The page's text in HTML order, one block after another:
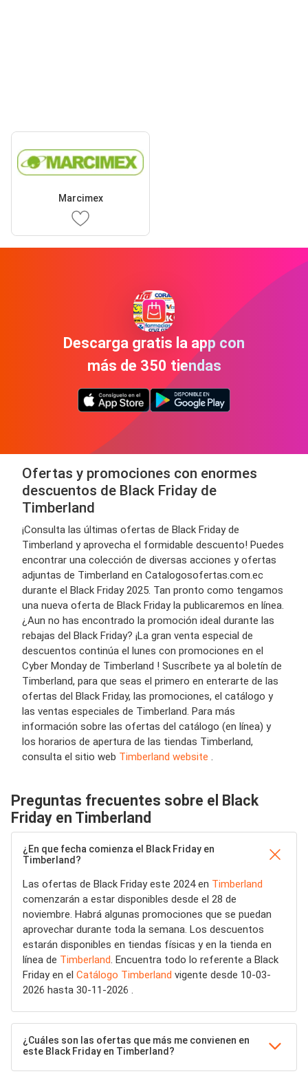
Marcimex
Descarga gratis la app con
más de 350 tiendas
Ofertas y promociones con enormes
descuentos de Black Friday de
Timberland
¡Consulta las últimas ofertas de Black Friday de
Timberland y aprovecha el formidable descuento! Puedes
encontrar una colección de diversas acciones y ofertas
adjuntas de Timberland en Catalogosofertas.com.ec
durante el Black Friday 2025. Tan pronto como tengamos
una nueva oferta de Black Friday la publicaremos en línea.
¿Aun no has encontrado la promoción ideal durante las
rebajas del Black Friday? ¡La gran venta especial de
descuentos continúa el lunes con promociones en el
Cyber Monday de Timberland ! Suscríbete ya al boletín de
Timberland, para que seas el primero en enterarte de las
ofertas del Black Friday, las promociones, el catálogo y
las ventas especiales de Timberland. Para más
información sobre las ofertas del catálogo (en línea) y
los horarios de apertura de las tiendas Timberland,
consulta el sitio web Timberland website .
Preguntas frecuentes sobre el Black
Friday en Timberland
¿En que fecha comienza el Black Friday en
Timberland?
Las ofertas de Black Friday este 2024 en Timberland
comenzarán a estar disponibles desde el 28 de
noviembre. Habrá algunas promociones que se puedan
aprovechar durante toda la semana. Los descuentos
estarán disponibles en tiendas físicas y en la tienda en
línea de Timberland. Encuentra todo lo referente a Black
Friday en el Catálogo Timberland vigente desde 10-03-
2026 hasta 30-11-2026 .
¿Cuáles son las ofertas que más me convienen en
este Black Friday en Timberland?